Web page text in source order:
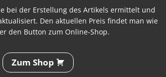
bei der Erstellung des Artikels ermittelt und
Den aktuellen Preis findet man wie
den Button zum Online-Shop.
Zum Shop